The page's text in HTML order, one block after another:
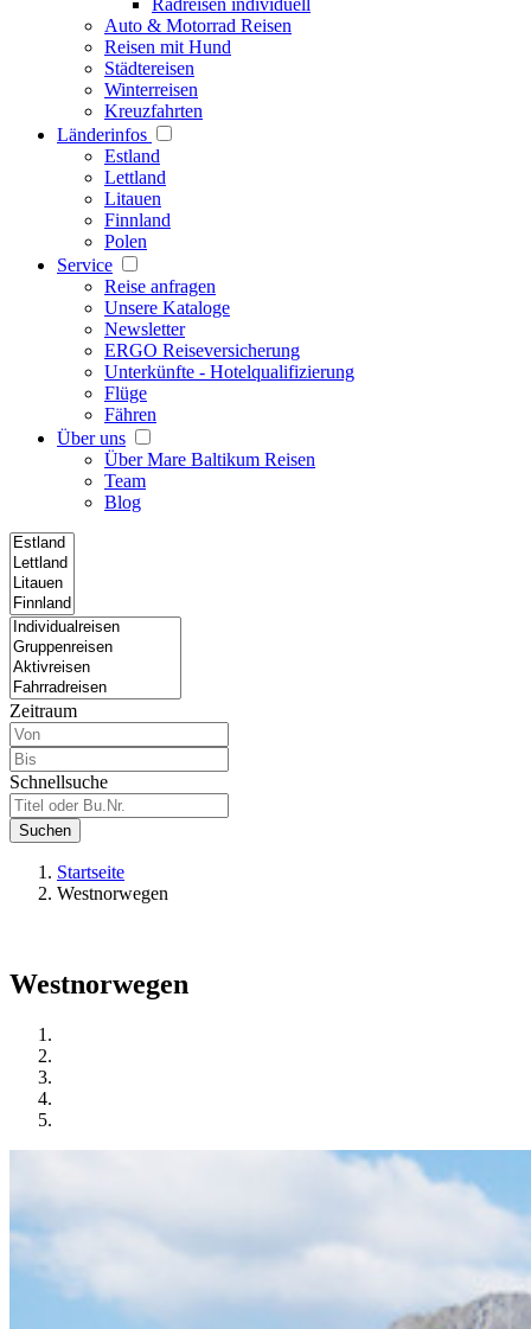
Radreisen individuell
Auto & Motorrad Reisen
Reisen mit Hund
Städtereisen
Winterreisen
Kreuzfahrten
Länderinfos
Estland
Lettland
Litauen
Finnland
Polen
Service
Reise anfragen
Unsere Kataloge
Newsletter
ERGO Reiseversicherung
Unterkünfte - Hotelqualifizierung
Flüge
Fähren
Über uns
Über Mare Baltikum Reisen
Team
Blog
Zeitraum
Schnellsuche
Suchen
Startseite
Westnorwegen
Westnorwegen